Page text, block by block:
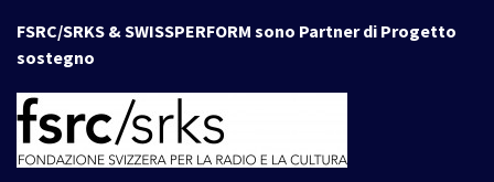
FSRC/SRKS & SWISSPERFORM sono Partner di Progetto
sostegno